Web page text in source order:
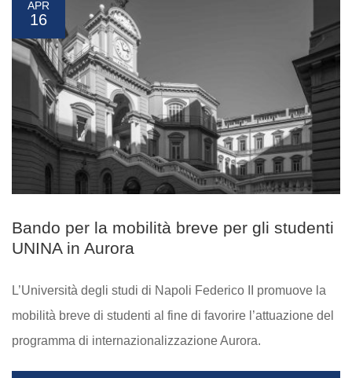
APR
16
Bando per la mobilità breve per gli studenti
UNINA in Aurora
L’Università degli studi di Napoli Federico II promuove la
mobilità breve di studenti al fine di favorire l’attuazione del
programma di internazionalizzazione Aurora.